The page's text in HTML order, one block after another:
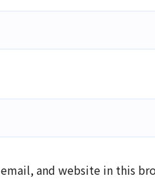
email, and website in this